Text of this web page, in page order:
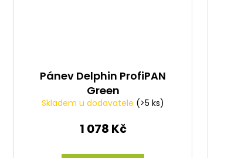
Pánev Delphin ProfiPAN
Green
Skladem u dodavatele (>5 ks)
1 078 Kč